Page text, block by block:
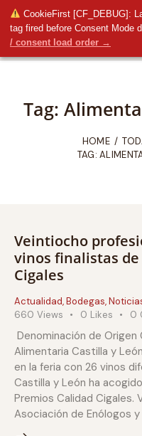
CookieFirst [CF_DEBUG]:
tag fired before Consent Mode
/ consent load order →
Tag:
HOME
TAG:
Veintiocho
vinos finalistas
Cigales
Actualidad,Bodegas,
660 Views 0 Likes 0
Denominación de
Alimentaria Castilla y
en la feria con 26 vinos
Castilla y León ha
Premios Calidad Cigales.
Asociación de Enólogos